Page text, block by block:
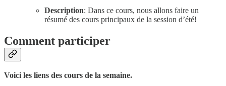
Description: Dans ce cours, nous allons faire un
résumé des cours principaux de la session d’été!
Comment participer
Voici les liens des cours de la semaine.